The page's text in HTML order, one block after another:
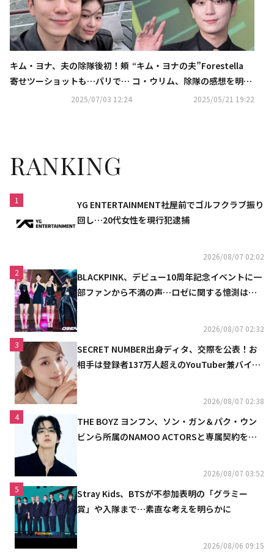
キム・ヨナ、夫の除隊後初！頬
寄せツーショットも…パリで
の“ラブラブデート”公開し話題
2025/07/03 12:24
“キム・ヨナの夫”Forestella
コ・ウリム、除隊の感想を明か
す「自分だけの学びの時間があ
2025/05/21 19:22
RANKING
1
YG ENTERTAINMENT社屋前でゴルフクラブ振り
回し…20代女性を現行犯逮捕
2026/08/07 02:02
2
BLACKPINK、デビュー10周年記念イベントに一
部ファンから不満の声…ロゼに関する憶測は否
2026/08/07 02:32
3
SECRET NUMBER出身ディタ、交際を公表！お
相手は登録者137万人超えのYouTuber兼バイオ
2026/08/07 02:38
4
THE BOYZ ヨンフン、ソン・ガン＆パク・ウン
ビンら所属のNAMOO ACTORSと専属契約を締
2026/08/07 03:52
5
Stray Kids、BTSが不参加表明の「グラミー
賞」や入隊まで…素直な考えを明らかに
2026/08/06 09:15